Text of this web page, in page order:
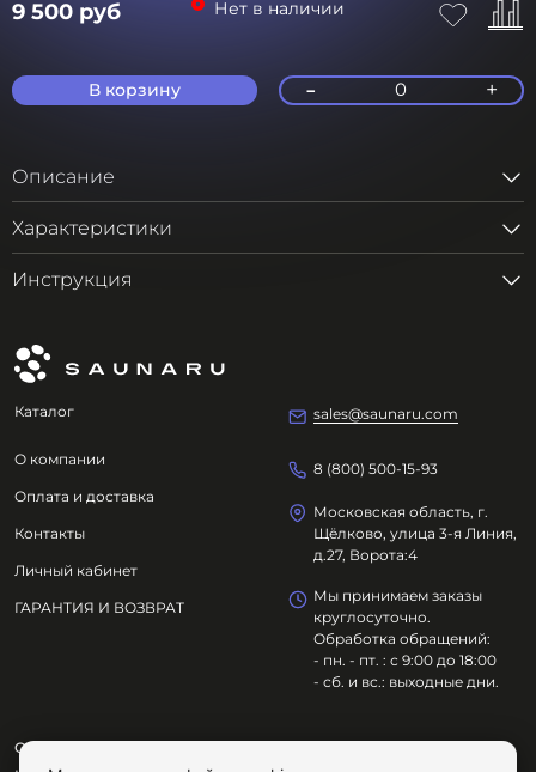
9 500 руб Нет в наличии
В корзину - 0 +
Описание
Характеристики
Инструкция
Каталог
О компании
Оплата и доставка
Контакты
Личный кабинет
ГАРАНТИЯ И ВОЗВРАТ
sales@saunaru.com
8 (800) 500-15-93
Московская область, г.
Щёлково, улица 3-я Линия,
д.27, Ворота:4
Мы принимаем заказы
круглосуточно.
Обработка обращений:
- пн. - пт. : с 9:00 до 18:00
- сб. и вс.: выходные дни.
ООО "ОЗДОРОВИТЕЛЬНЫЕ ТЕХНОЛОГИИ"